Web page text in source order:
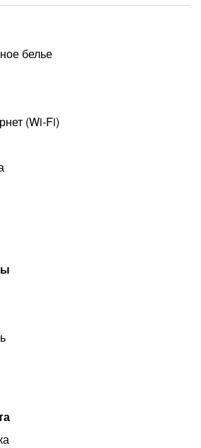
стиральная машина, чайник,
фен, телевизор с кабельным
для романтических встреч,
гостей с маленькими детьми.
белье
(Wi‑Fi)